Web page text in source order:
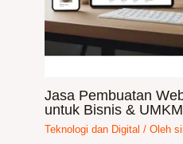
Jasa Pembuatan
untuk Bisnis & UMKM
Teknologi dan Digital / Oleh